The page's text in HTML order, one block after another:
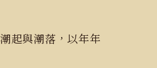
潮起與潮落，以年年